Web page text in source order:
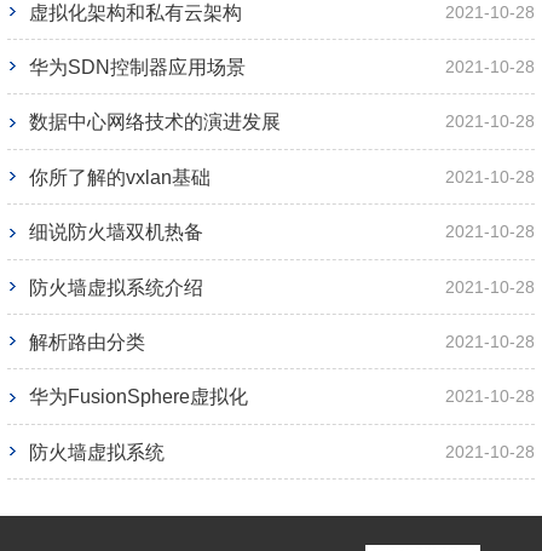
虚拟化架构和私有云架构 2021-10-28
华为SDN控制器应用场景 2021-10-28
数据中心网络技术的演进发展 2021-10-28
你所了解的vxlan基础 2021-10-28
细说防火墙双机热备 2021-10-28
防火墙虚拟系统介绍 2021-10-28
解析路由分类 2021-10-28
华为FusionSphere虚拟化 2021-10-28
防火墙虚拟系统 2021-10-28